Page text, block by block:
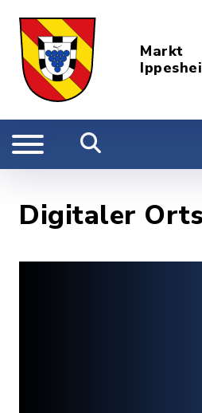
Markt
Digitaler